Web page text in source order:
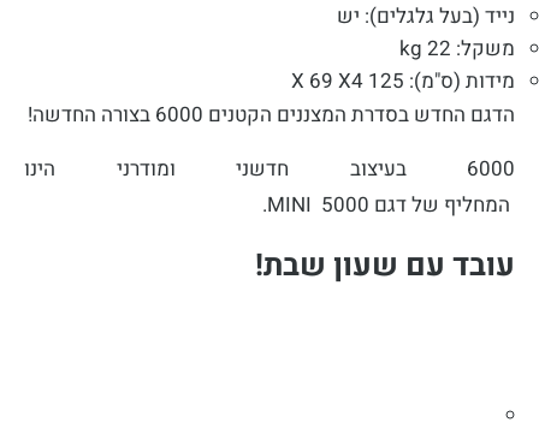
נייד (בעל גלגלים): יש
משקל: kg 22
מידות (ס"מ): 125 X 69 X4
הדגם החדש בסדרת המצננים הקטנים 6000 בצורה החדשה!
6000 בעיצוב חדשני ומודרני הינו
המחליף של דגם MINI 5000.
עובד עם שעון שבת!